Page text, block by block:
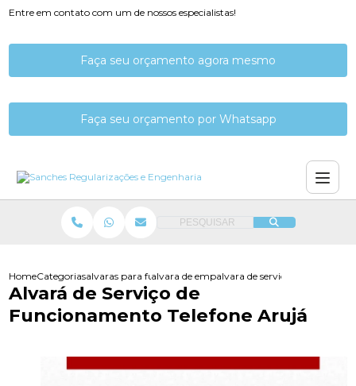
Entre em contato com um de nossos especialistas!
Faça seu orçamento agora mesmo
Faça seu orçamento por Whatsapp
PESQUISAR
HomeCategoriasalvaras para funcionamentoalvara de empresa de licenciamento
alvara de servico de
Alvará de Serviço de
Funcionamento Telefone Arujá